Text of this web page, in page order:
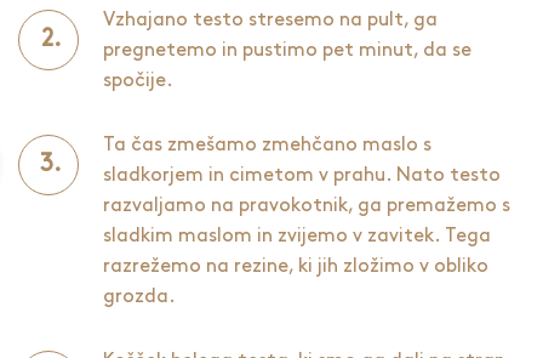
Vzhajano testo stresemo na pult, ga
pregnetemo in pustimo pet minut, da se
spočije.
Ta čas zmešamo zmehčano maslo s
sladkorjem in cimetom v prahu. Nato testo
razvaljamo na pravokotnik, ga premažemo s
sladkim maslom in zvijemo v zavitek. Tega
razrežemo na rezine, ki jih zložimo v obliko
grozda.